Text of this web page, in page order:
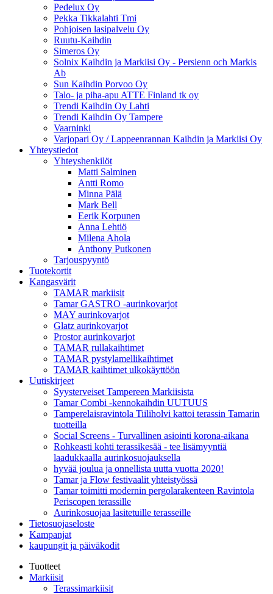
Pedelux Oy
Pekka Tikkalahti Tmi
Pohjoisen lasipalvelu Oy
Ruutu-Kaihdin
Simeros Oy
Solnix Kaihdin ja Markiisi Oy - Persienn och Markis
Ab
Sun Kaihdin Porvoo Oy
Talo- ja piha-apu ATTE Finland tk oy
Trendi Kaihdin Oy Lahti
Trendi Kaihdin Oy Tampere
Vaarninki
Varjopari Oy / Lappeenrannan Kaihdin ja Markiisi Oy
Yhteystiedot
Yhteyshenkilöt
Matti Salminen
Antti Romo
Minna Pälä
Mark Bell
Eerik Korpunen
Anna Lehtiö
Milena Ahola
Anthony Putkonen
Tarjouspyyntö
Tuotekortit
Kangasvärit
TAMAR markiisit
Tamar GASTRO -aurinkovarjot
MAY aurinkovarjot
Glatz aurinkovarjot
Prostor aurinkovarjot
TAMAR rullakaihtimet
TAMAR pystylamellikaihtimet
TAMAR kaihtimet ulkokäyttöön
Uutiskirjeet
Syysterveiset Tampereen Markiisista
Tamar Combi -kennokaihdin UUTUUS
Tamperelaisravintola Tiiliholvi kattoi terassin Tamarin
tuotteilla
Social Screens - Turvallinen asiointi korona-aikana
Rohkeasti kohti terassikesää - tee lisämyyntiä
laadukkaalla aurinkosuojauksella
hyvää joulua ja onnellista uutta vuotta 2020!
Tamar ja Flow festivaalit yhteistyössä
Tamar toimitti modernin pergolarakenteen Ravintola
Periscopen terassille
Aurinkosuojaa lasitetuille terasseille
Tietosuojaseloste
Kampanjat
kaupungit ja päiväkodit
Tuotteet
Markiisit
Terassimarkiisit